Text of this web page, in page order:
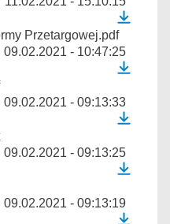
Przetargowej.pdf
09.02.2021 - 10:47:25
09.02.2021 - 09:13:33
09.02.2021 - 09:13:25
09.02.2021 - 09:13:19